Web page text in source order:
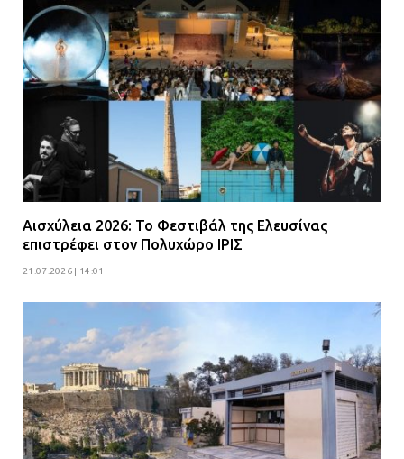
Αισχύλεια 2026: Το Φεστιβάλ της Ελευσίνας
επιστρέφει στον Πολυχώρο ΙΡΙΣ
21.07.2026 | 14:01